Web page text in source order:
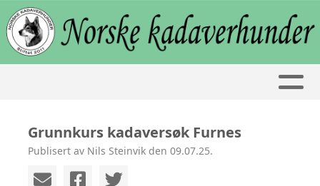
Grunnkurs kadaversøk Furnes
Publisert av Nils Steinvik den 09.07.25.